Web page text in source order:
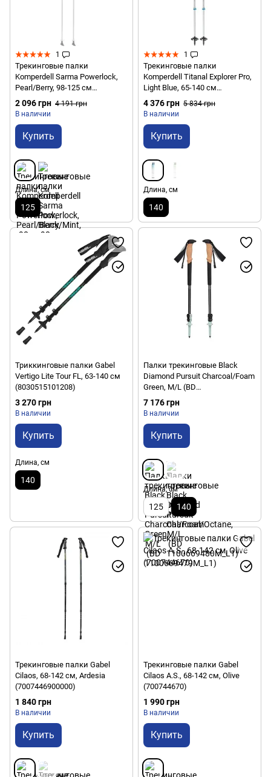
1
Трекинговые палки
Komperdell Sarma Powerlock,
Pearl/Berry, 98-125 см
(9008687373906)
2 096 грн 4 191 грн
В наличии
Купить
Длина, см
125
1
Трекинговые палки
Komperdell Titanal Explorer Pro,
Light Blue, 65-140 см
(9008687346450)
4 376 грн 5 834 грн
В наличии
Купить
Длина, см
140
Триккинговые палки Gabel
Vertigo Lite Tour FL, 63-140 см
(8030515101208)
3 270 грн
В наличии
Купить
Длина, см
140
Палки трекинговые Black
Diamond Pursuit Charcoal/Foam
Green, M/L (BD
1100669479M_L1)
7 176 грн
В наличии
Купить
Длина, см
125 140
Трекинговые палки Gabel
Cilaos, 68-142 см, Ardesia
(7007446900000)
1 840 грн
В наличии
Купить
Трекинговые палки Gabel
Cilaos A.S., 68-142 см, Olive
(700744670)
1 990 грн
В наличии
Купить